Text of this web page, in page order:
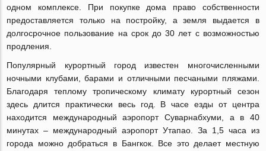
одном комплексе. При покупке дома право собственности
предоставляется только на постройку, а земля выдается в
долгосрочное пользование на срок до 30 лет с возможностью
продления.
Популярный курортный город известен многочисленными
ночными клубами, барами и отличными песчаными пляжами.
Благодаря теплому тропическому климату курортный сезон
здесь длится практически весь год. В часе езды от центра
находится международный аэропорт Суварнабхуми, а в 40
минутах – международный аэропорт Утапао. За 1,5 часа из
города можно добраться в Бангкок. Все это делает местную